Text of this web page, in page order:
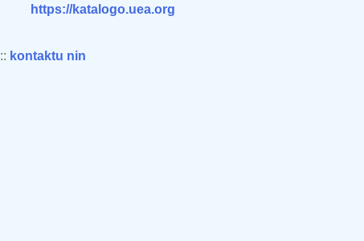
https://katalogo.uea.org
:: kontaktu nin